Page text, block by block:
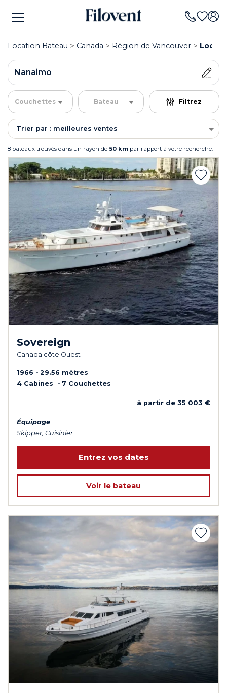
Location Bateau Canada Région de Vancouver
Nanaimo
Couchettes Bateau Filtrez
Trier par : meilleures ventes
8 bateaux trouvés dans un rayon de 50 km par rapport à votre recherche.
Sovereign
Canada côte Ouest
1966
29.56 mètres
4 Cabines
7 Couchettes
à partir de 35 003 €
Équipage
Skipper, Cuisinier
Entrez vos dates
Voir le bateau